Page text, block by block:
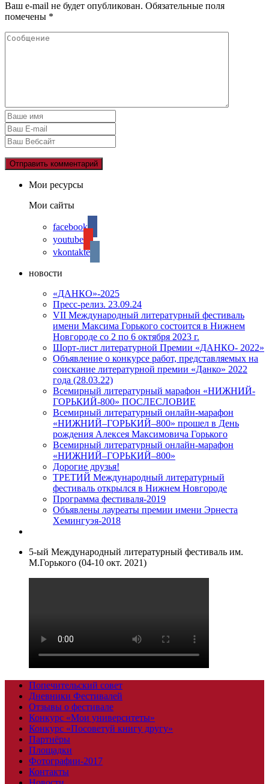
Ваш e-mail не будет опубликован. Обязательные поля
помечены *
Мои ресурсы
Мои сайты
facebook
youtube
vkontakte
новости
«ДАНКО»-2025
Пресс-релиз. 23.09.24
VII Международный литературный фестиваль
имени Максима Горького состоится в Нижнем
Новгороде со 2 по 6 октября 2023 г.
Шорт-лист литературной Премии «ДАНКО- 2022»
Объявление о конкурсе работ, представляемых на
соискание литературной премии «Данко» 2022
года (28.03.22)
Всемирный литературный марафон «НИЖНИЙ-
ГОРЬКИЙ-800» ПОСЛЕСЛОВИЕ
Всемирный литературный онлайн-марафон
«НИЖНИЙ–ГОРЬКИЙ–800» прошел в День
рождения Алексея Максимовича Горького
Всемирный литературный онлайн-марафон
«НИЖНИЙ–ГОРЬКИЙ–800»
Дорогие друзья!
ТРЕТИЙ Международный литературный
фестиваль открылся в Нижнем Новгороде
Программа фестиваля-2019
Объявлены лауреаты премии имени Эрнеста
Хемингуэя-2018
5-ый Международный литературный фестиваль им.
М.Горького (04-10 окт. 2021)
Попечительский совет
Дневники Фестивалей
Отзывы о фестивале
Конкурс «Мои университеты»
Конкурс «Посоветуй книгу другу»
Партнёры
Площадки
Фотографии-2017
Контакты